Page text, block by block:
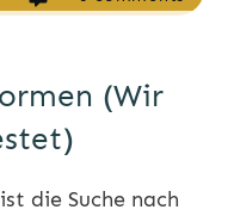
(Wir
die Suche nach